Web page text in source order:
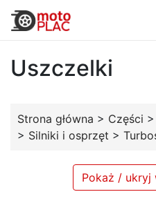
Uszczelki
Strona główna > Części >
> Silniki i osprzęt >
Pokaż / ukryj